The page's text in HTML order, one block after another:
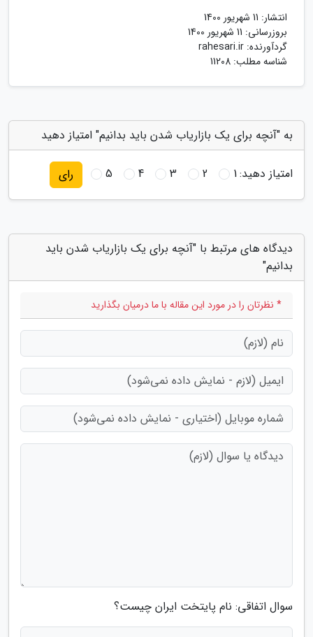
انتشار: 11 شهریور 1400
بروزرسانی: 11 شهریور 1400
گردآورنده: rahesari.ir
شناسه مطلب: 11208
به "آنچه برای یک بازاریاب شدن باید بدانیم" امتیاز دهید
امتیاز دهید:1
2
3
4
5 رای
دیدگاه های مرتبط با "آنچه برای یک بازاریاب شدن باید
بدانیم"
* نظرتان را در مورد این مقاله با ما درمیان بگذارید
سوال اتفاقی: نام پایتخت ایران چیست؟